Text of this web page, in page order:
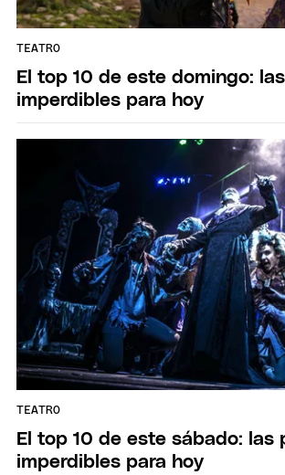
TEATRO
El top 10 de este domingo:
imperdibles para hoy
TEATRO
El top 10 de este sábado: las
imperdibles para hoy